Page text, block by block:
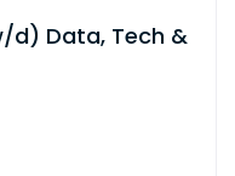
d) Data, Tech &